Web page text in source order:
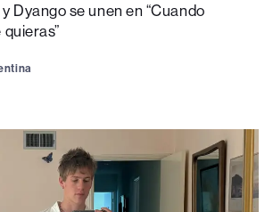
Dyango se unen en “Cuando